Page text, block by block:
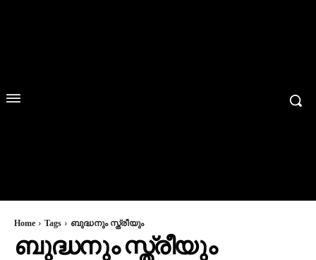
Home Tags ബുദ്ധനും സ്ത്രീയും
ബുദ്ധനും സ്ത്രീയും